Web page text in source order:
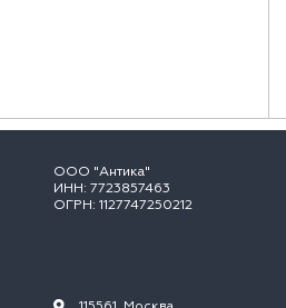
ООО "Антика"
ИНН: 7723857463
ОГРН: 1127747250212